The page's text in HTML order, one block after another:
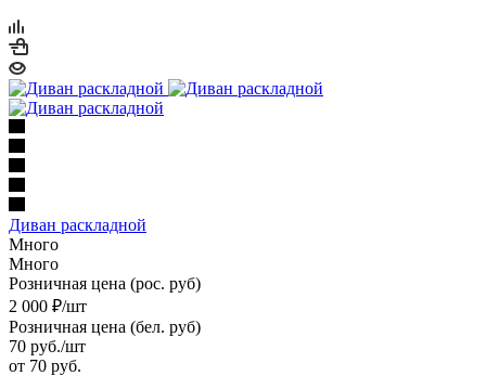
Диван раскладной
Много
Много
Розничная цена (рос. руб)
2 000 ₽/шт
Розничная цена (бел. руб)
70 руб./шт
от 70 руб.